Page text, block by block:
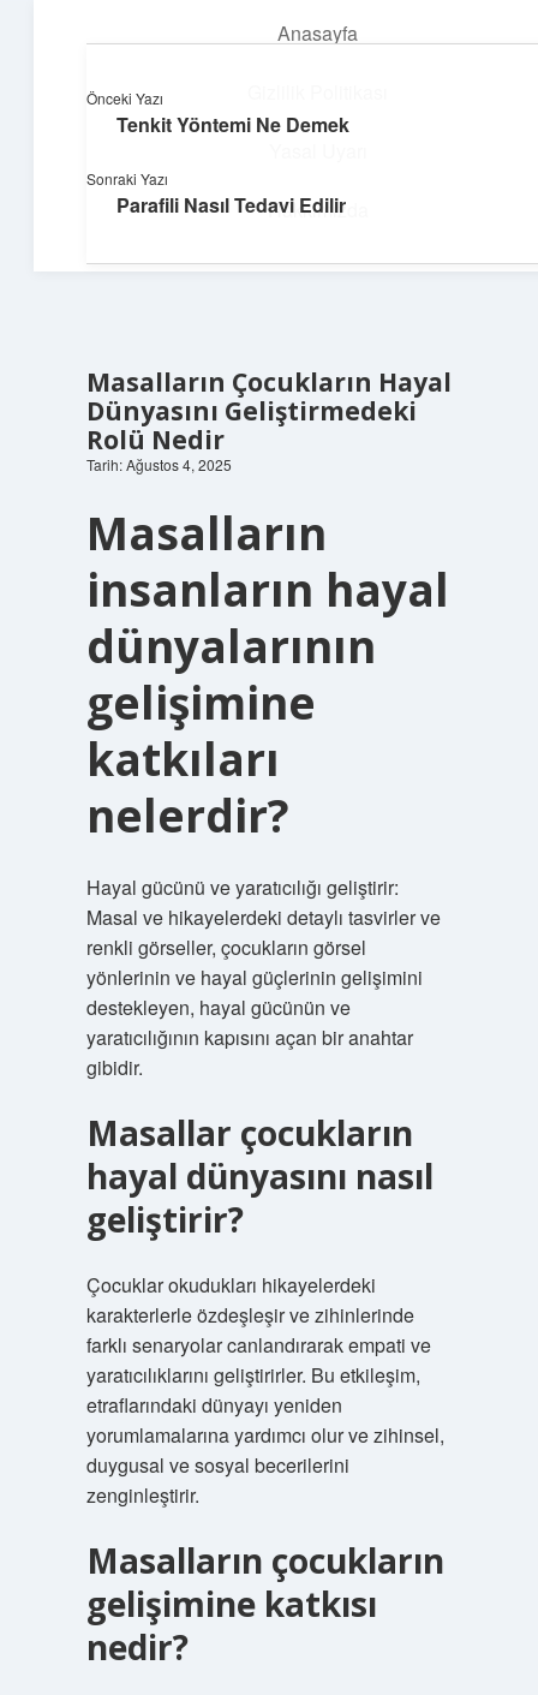
Anasayfa
Hakkımızda
Işıltılı önerilerle hayatını canlandır!
Masalların Çocukların Hayal
Dünyasını Geliştirmedeki
Rolü Nedir
Tarih: Ağustos 4, 2025
Masalların
insanların hayal
dünyalarının
gelişimine
katkıları
nelerdir?
Hayal gücünü ve yaratıcılığı geliştirir:
Masal ve hikayelerdeki detaylı tasvirler ve
renkli görseller, çocukların görsel
yönlerinin ve hayal güçlerinin gelişimini
destekleyen, hayal gücünün ve
yaratıcılığının kapısını açan bir anahtar
gibidir.
Masallar çocukların
hayal dünyasını nasıl
geliştirir?
Çocuklar okudukları hikayelerdeki
karakterlerle özdeşleşir ve zihinlerinde
farklı senaryolar canlandırarak empati ve
yaratıcılıklarını geliştirirler. Bu etkileşim,
etraflarındaki dünyayı yeniden
yorumlamalarına yardımcı olur ve zihinsel,
duygusal ve sosyal becerilerini
zenginleştirir.
Masalların çocukların
gelişimine katkısı
nedir?
Önceki Yazı
Tenkit Yöntemi Ne Demek
Sonraki Yazı
Parafili Nasıl Tedavi Edilir